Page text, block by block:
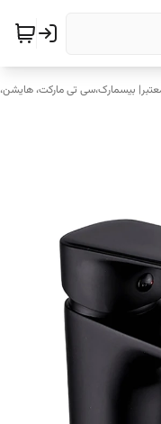
بیسمارک،سی تی مارکت،